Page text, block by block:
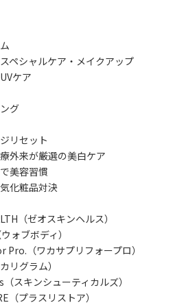
ペシャルケア・メイクアップ
ケア
グ
リセット
外来が厳選の美白ケア
美容習慣
化粧品対決
（ゼオスキンヘルス）
ォブボディ）
（ワカサプリフォープロ）
リグラム）
スキンシューティカルズ）
（プラスリストア）